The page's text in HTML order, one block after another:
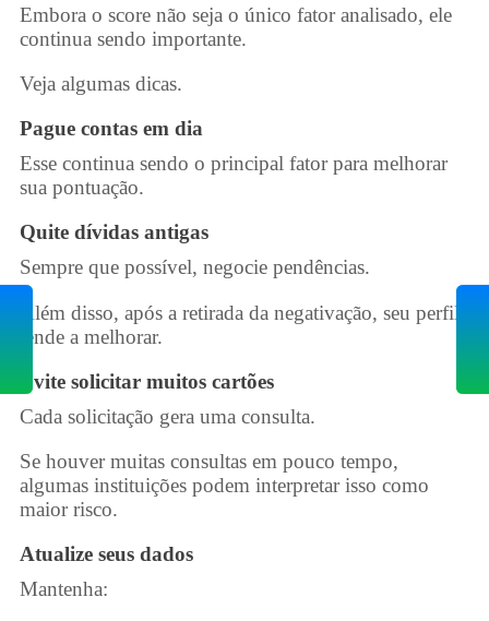
Embora o score não seja o único fator analisado, ele
continua sendo importante.
Veja algumas dicas.
Pague contas em dia
Esse continua sendo o principal fator para melhorar
sua pontuação.
Quite dívidas antigas
Sempre que possível, negocie pendências.
Além disso, após a retirada da negativação, seu perfil
tende a melhorar.
Evite solicitar muitos cartões
Cada solicitação gera uma consulta.
Se houver muitas consultas em pouco tempo,
algumas instituições podem interpretar isso como
maior risco.
Atualize seus dados
Mantenha: